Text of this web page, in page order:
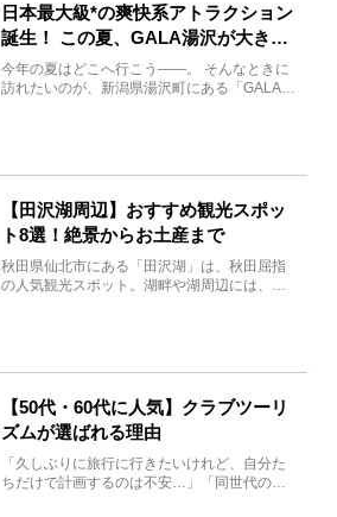
日本最大級*の爽快系アトラクション
誕生！ この夏、GALA湯沢が大きく
生まれ変わる
今年の夏はどこへ行こう――。 そんなときに
訪れたいのが、新潟県湯沢町にある「GALA湯
【田沢湖周辺】おすすめ観光スポッ
ト8選！絶景からお土産まで
秋田県仙北市にある「田沢湖」は、秋田屈指
の人気観光スポット。湖畔や湖周辺には、田
【50代・60代に人気】クラブツーリ
ズムが選ばれる理由
「久しぶりに旅行に行きたいけれど、自分た
ちだけで計画するのは不安…」「同世代の方